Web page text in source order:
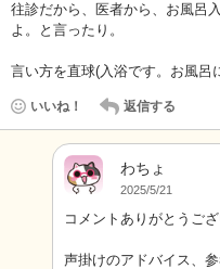
往診だから、医者から、お風呂
よ。と言ったり。
言い方を直球(入浴です。お風呂
いいね！ 返信する
わちょ
2025/5/21
コメントありがとうござ
声掛けのアドバイス、